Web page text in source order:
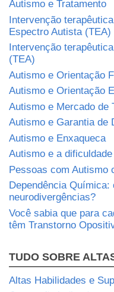
Autismo e Tratamento
Intervenção
Espectro Autista (TEA)
Intervenção
(TEA)
Autismo e Orientação
Autismo e Orientação
Autismo e Mercado de
Autismo e Garantia de
Autismo e Enxaqueca
Autismo e a
Pessoas com Autismo
Dependência
neurodivergências?
Você sabia que para
têm Transtorno
TUDO SOBRE
Altas Habilidades e